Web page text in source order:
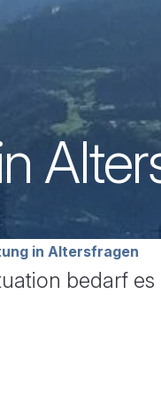
in Altersfragen
bedarf